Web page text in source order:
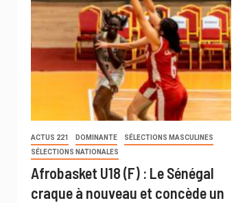
ACTUS 221 DOMINANTE
SÉLECTIONS MASCULINES
SÉLECTIONS NATIONALES
Afrobasket U18 (F) : Le Sénégal
craque à nouveau et concède un